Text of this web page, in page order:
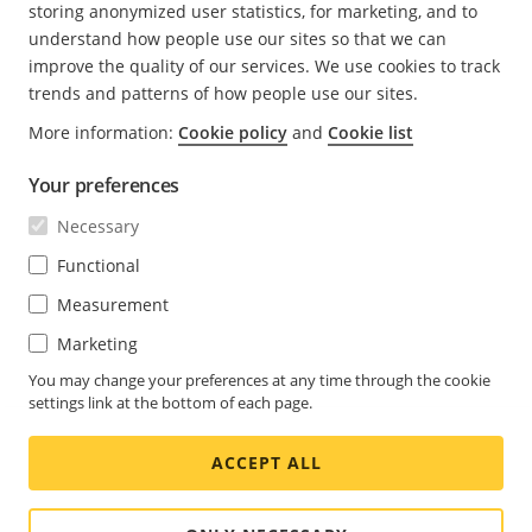
W jaki sposób Axis zapewnia
zgodność z unijną ustawą o
odporności na cyberzagrożenia
(CRA)?
Zapraszamy do zapoznania się z
w sprawie zgodności z unijną ustawą o odporności na
cyberzagrożenia (CRA).
Ustawienia plików cookie -
Legal - Support pages
storing anonymized user statistics, for marketing, and to
understand how people use our sites so that we can
improve the quality of our services. We use cookies to track
trends and patterns of how people use our sites.
More information: Cookie policy and Cookie list
Your preferences
Necessary
Functional
Measurement
Marketing
You may change your preferences at any time through the cookie
settings link at the bottom of each page.
ACCEPT ALL